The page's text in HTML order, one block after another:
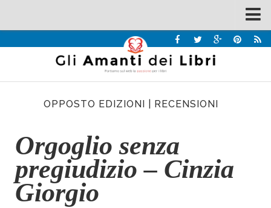
Recensioni
Interviste & Incontri
Chi siamo
Contatti
Eventi
OPPOSTO EDIZIONI RECENSIONI
Orgoglio senza
pregiudizio – Cinzia
Giorgio